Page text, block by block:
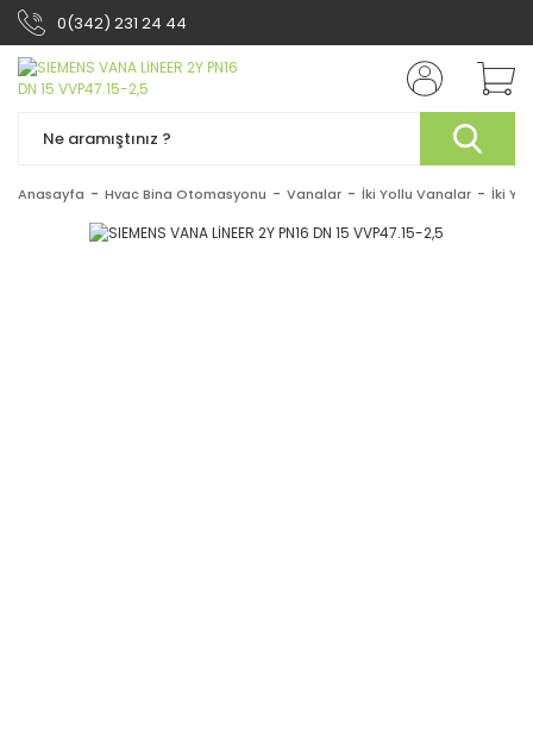
0(342) 231 24 44
Anasayfa Hvac Bina Otomasyonu Vanalar İki Yollu Vanalar İki